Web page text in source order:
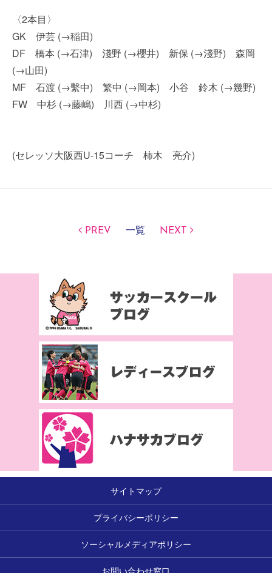
〈2本目〉
GK 伊芸 (→稲田)
DF 橋本 (→石津) 淺野 (→櫻井) 新保 (→淺野) 森岡
(→山田)
MF 石渡 (→繫中) 繁中 (→岡本) 小谷 鈴木 (→幾野)
FW 中杉 (→藤嶋) 川西 (→中杉)
(セレッソ大阪西U-15コーチ 柿木 亮介)
PREV 一覧 NEXT
サイトマップ
プライバシーポリシー
ソーシャルメディアポリシー
お問い合わせ窓口